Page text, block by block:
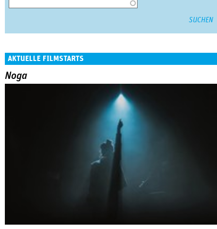
AKTUELLE FILMSTARTS
Noga